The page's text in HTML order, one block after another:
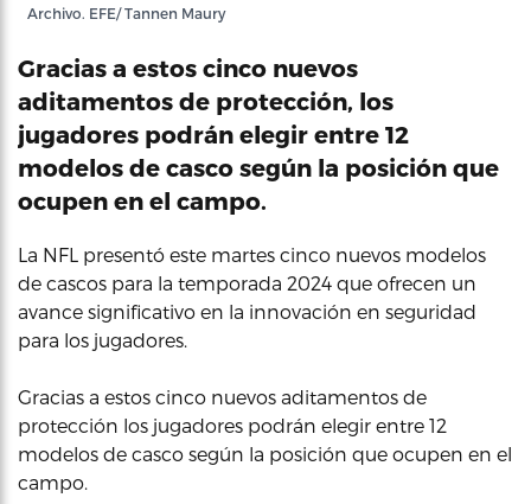
Archivo. EFE/ Tannen Maury
Gracias a estos cinco nuevos
aditamentos de protección, los
jugadores podrán elegir entre 12
modelos de casco según la posición que
ocupen en el campo.
La NFL presentó este martes cinco nuevos modelos
de cascos para la temporada 2024 que ofrecen un
avance significativo en la innovación en seguridad
para los jugadores.
Gracias a estos cinco nuevos aditamentos de
protección los jugadores podrán elegir entre 12
modelos de casco según la posición que ocupen en el
campo.